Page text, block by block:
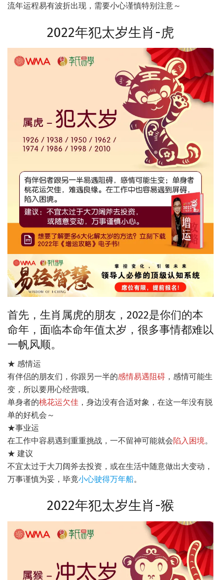
流年运程易有波折出现，需要小心谨慎特别注意～
2022年犯太岁生肖-虎
首先，生肖属虎的朋友，2022是你们的本
命年，面临本命年值太岁，很多事情都难以
一帆风顺。
★ 感情运
有伴侣的朋友们，你跟另一半的感情易遇阻碍 ，感情可能生
变，所以要用心经营哦。
单身者的桃花运欠佳 ，身边没有合适对象，在这一年没有脱
单的好机会～
★事业运
在工作中容易遇到重重挑战，一不留神可能就会陷入困境。
★ 建议
不宜太过于大刀阔斧去投资，或在生活中随意做出大变动，
万事谨慎为妥，毕竟小心驶得万年船。
2022年犯太岁生肖-猴